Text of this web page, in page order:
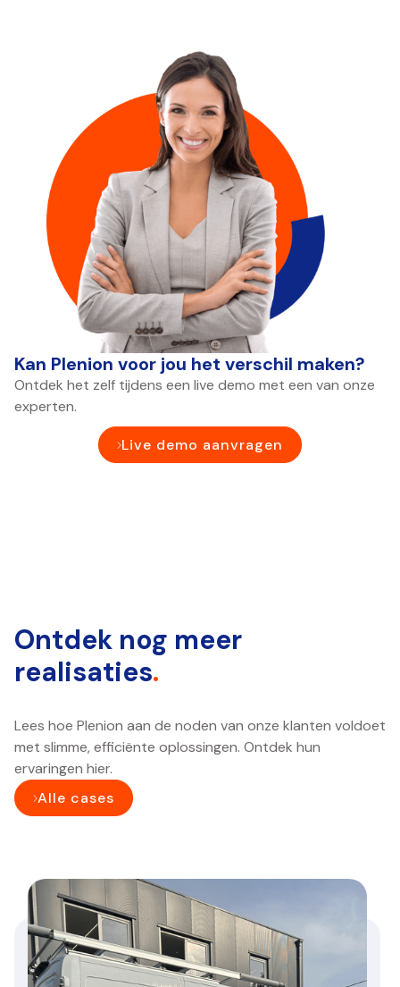
Kan Plenion voor jou het verschil maken?
Ontdek het zelf tijdens een live demo met een van onze
experten.
Live demo aanvragen
Ontdek nog meer
realisaties.
Lees hoe Plenion aan de noden van onze klanten voldoet
met slimme, efficiënte oplossingen. Ontdek hun
ervaringen hier.
Alle cases